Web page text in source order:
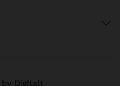
Digitalt